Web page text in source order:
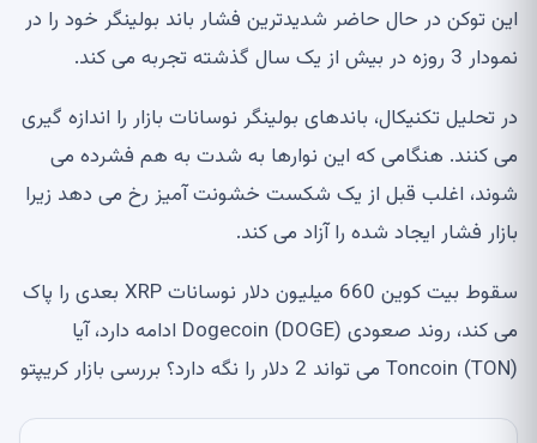
این توکن در حال حاضر شدیدترین فشار باند بولینگر خود را در
نمودار 3 روزه در بیش از یک سال گذشته تجربه می کند.
در تحلیل تکنیکال، باندهای بولینگر نوسانات بازار را اندازه گیری
می کنند. هنگامی که این نوارها به شدت به هم فشرده می
شوند، اغلب قبل از یک شکست خشونت آمیز رخ می دهد زیرا
بازار فشار ایجاد شده را آزاد می کند.
سقوط بیت کوین 660 میلیون دلار نوسانات XRP بعدی را پاک
می کند، روند صعودی Dogecoin (DOGE) ادامه دارد، آیا
Toncoin (TON) می تواند 2 دلار را نگه دارد؟ بررسی بازار کریپتو